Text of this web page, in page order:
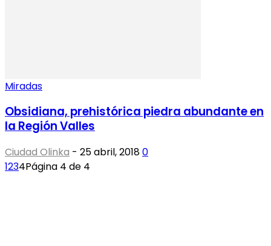
Miradas
Obsidiana, prehistórica piedra abundante en
la Región Valles
Ciudad Olinka - 25 abril, 20180
1234Página 4 de 4